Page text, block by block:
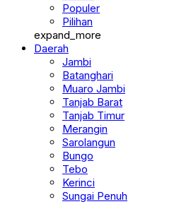
Populer
Pilihan
expand_more
Daerah
Jambi
Batanghari
Muaro Jambi
Tanjab Barat
Tanjab Timur
Merangin
Sarolangun
Bungo
Tebo
Kerinci
Sungai Penuh